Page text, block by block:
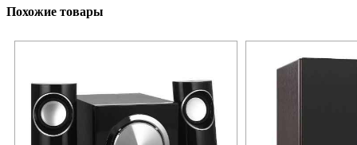
Похожие товары